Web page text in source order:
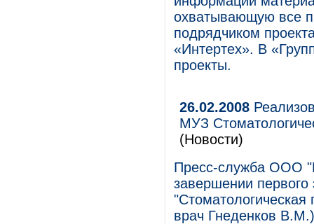
охватывающую все
подрядчиком
«Интертех». В
проекты.
26.02.2008
МУЗ
(Новости)
Пресс-служба ООО
завершении
врач Гнеденков